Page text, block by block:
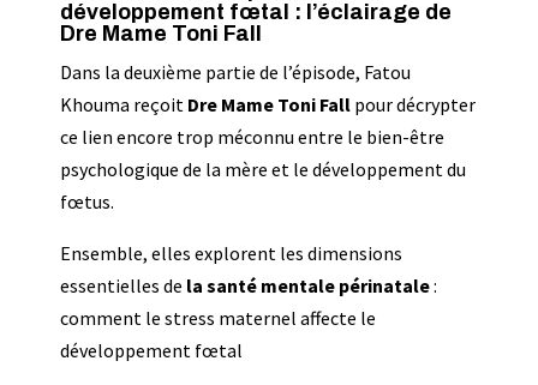
développement fœtal : l’éclairage de
Dre Mame Toni Fall
Dans la deuxième partie de l’épisode, Fatou
Khouma reçoit Dre Mame Toni Fall pour décrypter
ce lien encore trop méconnu entre le bien-être
psychologique de la mère et le développement du
fœtus.
Ensemble, elles explorent les dimensions
essentielles de la santé mentale périnatale:
comment le stress maternel affecte le
développement fœtal